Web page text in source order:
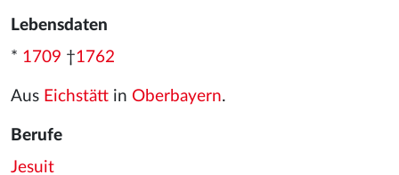
Lebensdaten
* 1709 †1762
Aus Eichstätt in Oberbayern.
Berufe
Jesuit